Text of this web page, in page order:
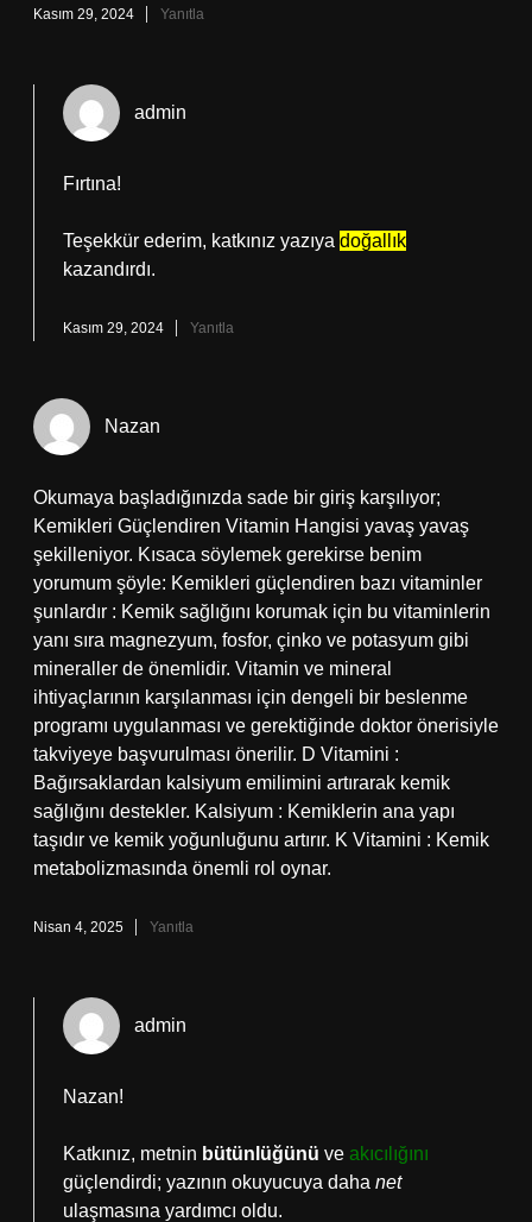
Kasım 29, 2024 Yanıtla
admin
Fırtına!
Teşekkür ederim, katkınız yazıya doğallık
kazandırdı.
Kasım 29, 2024 Yanıtla
Nazan
Okumaya başladığınızda sade bir giriş karşılıyor;
Kemikleri Güçlendiren Vitamin Hangisi yavaş yavaş
şekilleniyor. Kısaca söylemek gerekirse benim
yorumum şöyle: Kemikleri güçlendiren bazı vitaminler
şunlardır : Kemik sağlığını korumak için bu vitaminlerin
yanı sıra magnezyum, fosfor, çinko ve potasyum gibi
mineraller de önemlidir. Vitamin ve mineral
ihtiyaçlarının karşılanması için dengeli bir beslenme
programı uygulanması ve gerektiğinde doktor önerisiyle
takviyeye başvurulması önerilir. D Vitamini :
Bağırsaklardan kalsiyum emilimini artırarak kemik
sağlığını destekler. Kalsiyum : Kemiklerin ana yapı
taşıdır ve kemik yoğunluğunu artırır. K Vitamini : Kemik
metabolizmasında önemli rol oynar.
Nisan 4, 2025 Yanıtla
admin
Nazan!
Katkınız, metnin bütünlüğünü ve akıcılığını
güçlendirdi; yazının okuyucuya daha net
ulaşmasına yardımcı oldu.